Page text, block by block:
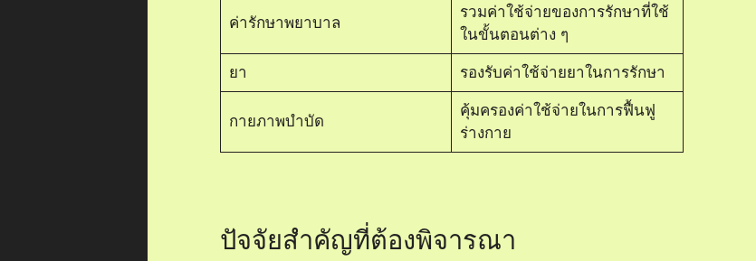
ค่ารักษาพยาบาล
รวมค่าใช้จ่ายของการรักษาที่ใช้
ในขั้นตอนต่าง ๆ
ยา รองรับค่าใช้จ่ายยาในการรักษา
กายภาพบำบัด
คุ้มครองค่าใช้จ่ายในการฟื้นฟู
ร่างกาย
ปัจจัยสำคัญที่ต้องพิจารณา